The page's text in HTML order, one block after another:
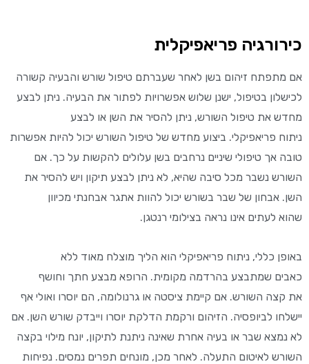
כירורגיה פריאפיקלית
אם מתפתח זיהום בשן לאחר שעברתם טיפול שורש והבעיה קשורה
לכישלון בטיפול, ישנן שלוש אפשרויות לפתור את הבעיה. ניתן לבצע
מחדש את טיפול השורש, ניתן להסיר את השן או לבצע
ניתוח פריאפיקלי. ביצוע מחדש של טיפול השורש יכול להיות אפשרות
טובה אך טיפולי שיניים נרחבים בשן עלולים להקשות על כך. אם
השורש נשבר מכל סיבה שהיא, לא ניתן לבצע תיקון ויש להסיר את
השן. אבחון של שבר בשורש יכול להוות אתגר אבחנתי מכיוון
שהוא לעתים אינו נראה בצילומי רנטגן.
באופן כללי, ניתוח פריאפיקלי הוא הליך מוצלח מאוד ללא
כאבים שמתבצע בהרדמה מקומית. הרופא מבצע חתך וחושף
את קצה השורש. אם קיימת ציסטה או גרנולומה, הם יוסרו ואולי אף
יישלחו לביופסיה. הזיהום ורקמת הדלקת יוסרו וייבדק שורש השן. אם
לא נמצא שבר או בעיה אחרת שאינה ניתנת לתיקון, יונח מילוי בקצה
השורש לאיטום התעלה. לאחר מכן, מונחים תפרים נמסים. נפיחות